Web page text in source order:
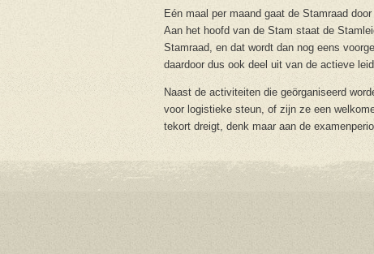
Eén maal per maand gaat de Stamraad
Aan het hoofd van de Stam staat de
Stamraad, en dat wordt dan nog eens
daardoor dus ook deel uit van de actieve
Naast de activiteiten die geörganiseerd
voor logistieke steun, of zijn ze een
tekort dreigt, denk maar aan de